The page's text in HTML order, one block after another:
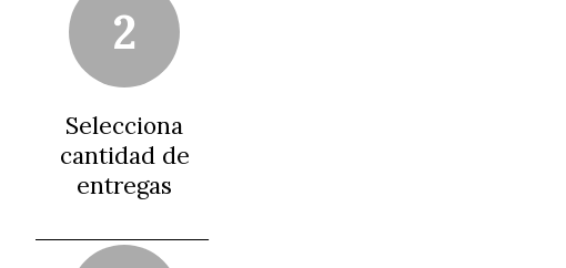
2
Selecciona
cantidad de
entregas